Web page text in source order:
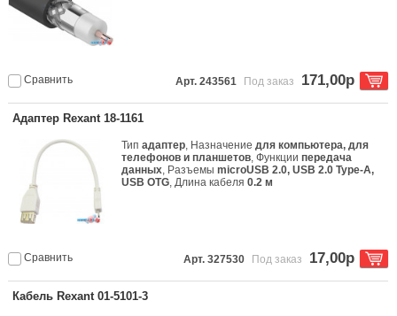
Сравнить Арт. 243561 Под заказ 171,00р
Адаптер Rexant 18-1161
Типадаптер, Назначениедля компьютера, для
телефонов и планшетов, Функциипередача
данных, РазъемыmicroUSB 2.0, USB 2.0 Type-A,
USB OTG, Длина кабеля0.2 м
Сравнить Арт. 327530 Под заказ 17,00р
Кабель Rexant 01-5101-3